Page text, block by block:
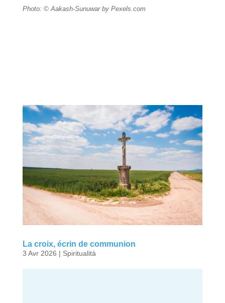
Photo: © Aakash-Sunuwar by Pexels.com
La croix, écrin de communion
3 Avr 2026 | Spiritualità